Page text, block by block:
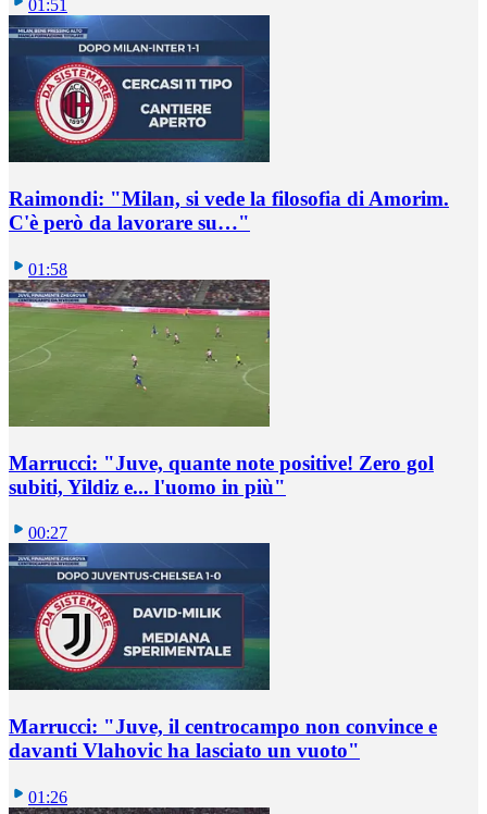
01:51
Raimondi: "Milan, si vede la filosofia di Amorim.
C'è però da lavorare su…"
01:58
Marrucci: "Juve, quante note positive! Zero gol
subiti, Yildiz e... l'uomo in più"
00:27
Marrucci: "Juve, il centrocampo non convince e
davanti Vlahovic ha lasciato un vuoto"
01:26